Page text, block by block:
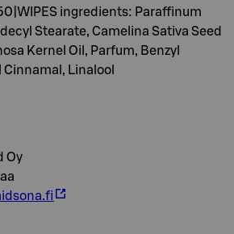
ingredients: Paraffinum
Stearate, Camelina Sativa Seed
Kernel Oil, Parfum, Benzyl
Cinnamal, Linalool
Oy